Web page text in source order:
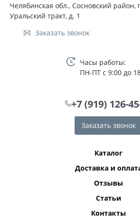
Челябинская обл., Сосновский район,
Уральский тракт, д. 1
Заказать звонок
Часы работы:
ПН-ПТ с 9:00 до
+7 (919) 126-
Заказать звонок
Каталог
Доставка и
Отзывы
Статьи
Контакты